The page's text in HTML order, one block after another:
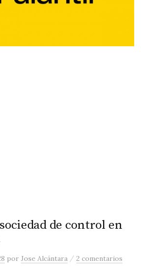
de control en
porJose Alcántara /2 comentarios